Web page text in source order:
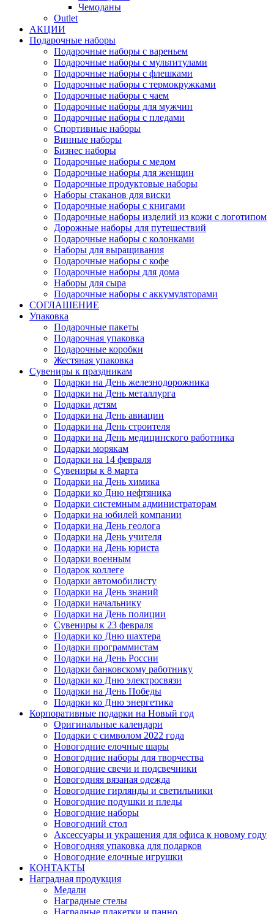
Чемоданы
Outlet
АКЦИИ
Подарочные наборы
Подарочные наборы с вареньем
Подарочные наборы с мультитулами
Подарочные наборы с флешками
Подарочные наборы с термокружками
Подарочные наборы с чаем
Подарочные наборы для мужчин
Подарочные наборы с пледами
Спортивные наборы
Винные наборы
Бизнес наборы
Подарочные наборы с медом
Подарочные наборы для женщин
Подарочные продуктовые наборы
Наборы стаканов для виски
Подарочные наборы с книгами
Подарочные наборы изделий из кожи с логотипом
Дорожные наборы для путешествий
Подарочные наборы с колонками
Наборы для выращивания
Подарочные наборы с кофе
Подарочные наборы для дома
Наборы для сыра
Подарочные наборы с аккумуляторами
СОГЛАШЕНИЕ
Упаковка
Подарочные пакеты
Подарочная упаковка
Подарочные коробки
Жестяная упаковка
Сувениры к праздникам
Подарки на День железнодорожника
Подарки на День металлурга
Подарки детям
Подарки на День авиации
Подарки на День строителя
Подарки на День медицинского работника
Подарки морякам
Подарки на 14 февраля
Сувениры к 8 марта
Подарки на День химика
Подарки ко Дню нефтяника
Подарки системным администраторам
Подарки на юбилей компании
Подарки на День геолога
Подарки на День учителя
Подарки на День юриста
Подарки военным
Подарок коллеге
Подарки автомобилисту
Подарки на День знаний
Подарки начальнику
Подарки на День полиции
Сувениры к 23 февраля
Подарки ко Дню шахтера
Подарки программистам
Подарки на День России
Подарки банковскому работнику
Подарки ко Дню электросвязи
Подарки на День Победы
Подарки ко Дню энергетика
Корпоративные подарки на Новый год
Оригинальные календари
Подарки с символом 2022 года
Новогодние елочные шары
Новогодние наборы для творчества
Новогодние свечи и подсвечники
Новогодняя вязаная одежда
Новогодние гирлянды и светильники
Новогодние подушки и пледы
Новогодние наборы
Новогодний стол
Аксессуары и украшения для офиса к новому году
Новогодняя упаковка для подарков
Новогодние елочные игрушки
КОНТАКТЫ
Наградная продукция
Медали
Наградные стелы
Наградные плакетки и панно